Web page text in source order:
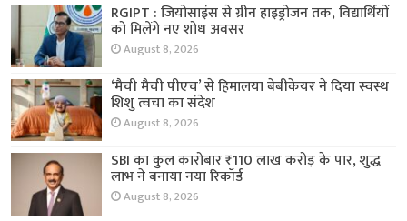
RGIPT : जियोसाइंस से ग्रीन हाइड्रोजन तक, विद्यार्थियों
को मिलेंगे नए शोध अवसर
August 8, 2026
‘मैची मैची पीएच’ से हिमालया बेबीकेयर ने दिया स्वस्थ
शिशु त्वचा का संदेश
August 8, 2026
SBI का कुल कारोबार ₹110 लाख करोड़ के पार, शुद्ध
लाभ ने बनाया नया रिकॉर्ड
August 8, 2026